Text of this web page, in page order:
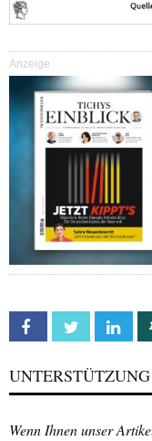
Anzeige
Facebook Twitter
UNTERSTÜTZUNG
Wenn Ihnen unser